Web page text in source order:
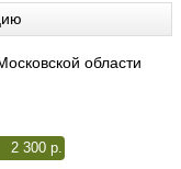
области
2 300 р.